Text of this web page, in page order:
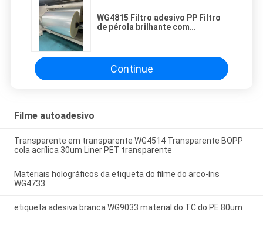
WG4815 Filtro adesivo PP Filtro
de pérola brilhante com
Continue
Filme autoadesivo
Transparente em transparente WG4514 Transparente BOPP
cola acrílica 30um Liner PET transparente
Materiais holográficos da etiqueta do filme do arco-íris
WG4733
etiqueta adesiva branca WG9033 material do TC do PE 80um